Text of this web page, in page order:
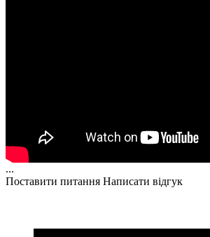
...
Поставити питання Написати відгук